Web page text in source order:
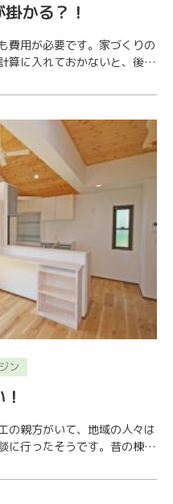
かる？！
費用が必要です。家づくりの
算に入れておかないと、後で
ン
の親方がいて、地域の人々は
に行ったそうです。昔の棟梁